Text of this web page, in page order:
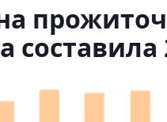
составила